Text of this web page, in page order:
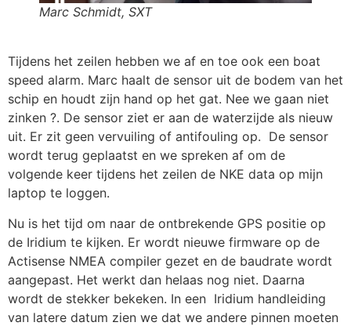
Marc Schmidt, SXT
Tijdens het zeilen hebben we af en toe ook een boat
speed alarm. Marc haalt de sensor uit de bodem van het
schip en houdt zijn hand op het gat. Nee we gaan niet
zinken ?. De sensor ziet er aan de waterzijde als nieuw
uit. Er zit geen vervuiling of antifouling op. De sensor
wordt terug geplaatst en we spreken af om de
volgende keer tijdens het zeilen de NKE data op mijn
laptop te loggen.
Nu is het tijd om naar de ontbrekende GPS positie op
de Iridium te kijken. Er wordt nieuwe firmware op de
Actisense NMEA compiler gezet en de baudrate wordt
aangepast. Het werkt dan helaas nog niet. Daarna
wordt de stekker bekeken. In een Iridium handleiding
van latere datum zien we dat we andere pinnen moeten